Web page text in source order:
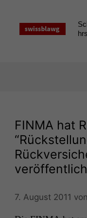
springen
FINMA hat
7. August 2011 von